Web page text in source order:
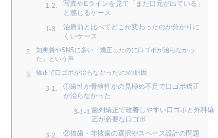
写真やEラインを見て「まだ口元が出ている」
と感じるケース
治療前と比べてどこが変わったのか分かりに
くいケース
知恵袋やSNSに多い「矯正したのに口ゴボが治らなかっ
た」という声
矯正で口ゴボが治らなかった5つの原因
①歯性か骨格性かの見極め不足で口ゴボ矯正
が治らなかった
歯列矯正で改善しやすい口ゴボと外科矯
正が必要な口ゴボ
②抜歯・非抜歯の選択やスペース設計の問題